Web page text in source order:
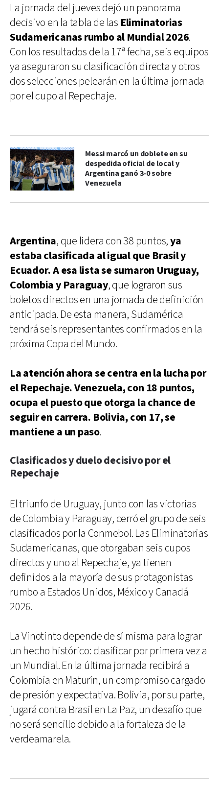
La jornada del jueves dejó un panorama
decisivo en la tabla de las Eliminatorias
Sudamericanas rumbo al Mundial 2026.
Con los resultados de la 17ª fecha, seis equipos
ya aseguraron su clasificación directa y otros
dos selecciones pelearán en la última jornada
por el cupo al Repechaje.
Messi marcó un doblete en su
despedida oficial de local y
Argentina ganó 3-0 sobre
Venezuela
Argentina, que lidera con 38 puntos,ya
estaba clasificada al igual que Brasil y
Ecuador. A esa lista se sumaron Uruguay,
Colombia y Paraguay, que lograron sus
boletos directos en una jornada de definición
anticipada. De esta manera, Sudamérica
tendrá seis representantes confirmados en la
próxima Copa del Mundo.
La atención ahora se centra en la lucha por
el Repechaje. Venezuela, con 18 puntos,
ocupa el puesto que otorga la chance de
seguir en carrera. Bolivia, con 17, se
mantiene a un paso.
Clasificados y duelo decisivo por el
Repechaje
El triunfo de Uruguay, junto con las victorias
de Colombia y Paraguay, cerró el grupo de seis
clasificados por la Conmebol. Las Eliminatorias
Sudamericanas, que otorgaban seis cupos
directos y uno al Repechaje, ya tienen
definidos a la mayoría de sus protagonistas
rumbo a Estados Unidos, México y Canadá
2026.
La Vinotinto depende de sí misma para lograr
un hecho histórico: clasificar por primera vez a
un Mundial. En la última jornada recibirá a
Colombia en Maturín, un compromiso cargado
de presión y expectativa. Bolivia, por su parte,
jugará contra Brasil en La Paz, un desafío que
no será sencillo debido a la fortaleza de la
verdeamarela.